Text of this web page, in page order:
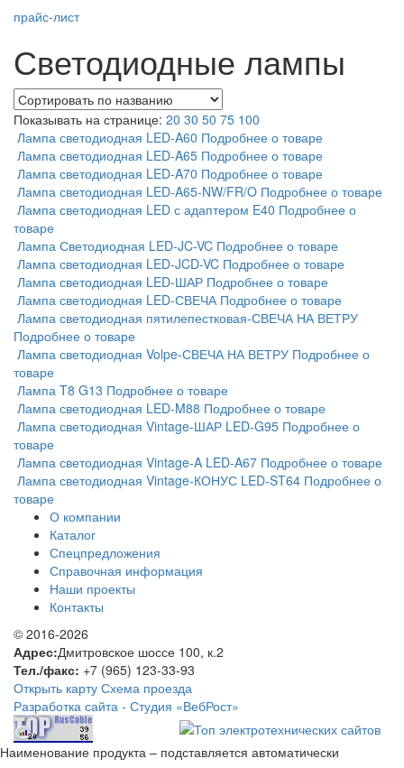
прайс-лист
Светодиодные лампы
Показывать на странице: 20 30 50 75 100
Лампа светодиодная LED-A60 Подробнее о товаре
Лампа светодиодная LED-A65 Подробнее о товаре
Лампа светодиодная LED-A70 Подробнее о товаре
Лампа светодиодная LED-A65-NW/FR/O Подробнее о товаре
Лампа светодиодная LED с адаптером E40 Подробнее о
товаре
Лампа Светодиодная LED-JC-VC Подробнее о товаре
Лампа светодиодная LED-JCD-VC Подробнее о товаре
Лампа светодиодная LED-ШАР Подробнее о товаре
Лампа светодиодная LED-СВЕЧА Подробнее о товаре
Лампа светодиодная пятилепестковая-СВЕЧА НА ВЕТРУ
Подробнее о товаре
Лампа светодиодная Volpe-СВЕЧА НА ВЕТРУ Подробнее о
товаре
Лампа T8 G13 Подробнее о товаре
Лампа светодиодная LED-M88 Подробнее о товаре
Лампа светодиодная Vintage-ШАР LED-G95 Подробнее о
товаре
Лампа светодиодная Vintage-A LED-A67 Подробнее о товаре
Лампа светодиодная Vintage-КОНУС LED-ST64 Подробнее о
товаре
О компании
Каталог
Спецпредложения
Справочная информация
Наши проекты
Контакты
© 2016-2026
Адрес:Дмитровское шоссе 100, к.2
Тел./факс: +7 (965) 123-33-93
Открыть карту Схема проезда
Разработка сайта - Студия «ВебРост»
Наименование продукта – подставляется автоматически